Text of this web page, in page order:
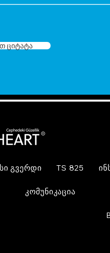
ციტატა
გვერდი TS 825
კომუნიკაცია